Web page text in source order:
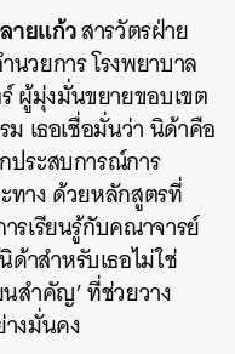
ายแก้วสารวัตรฝ่าย
วยการ โรงพยาบาล
มุ่งมั่นขยายขอบเขต
เธอเชื่อมั่นว่า นิด้าคือ
ระสบการณ์การ
ทาง ด้วยหลักสูตรที่
รเรียนรู้กับคณาจารย์
าสำหรับเธอไม่ใช่
สำคัญ’ ที่ช่วยวาง
งมั่นคง